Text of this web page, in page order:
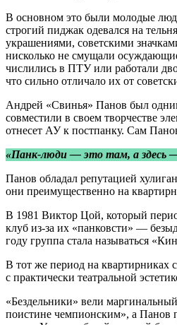
В основном это были молодые
строгий пиджак одевался на
украшениями, советскими
нисколько не смущали
числились в ПТУ или работали
что сильно отличало их от
Андрей «Свинья» Панов был
совместили в своем творчестве
отнесет АУ к постпанку. Сам
«Панк-люди — это там, а здесь
Панов обладал репутацией
они преимущественно на
В 1981 Виктор Цой, который
клуб из-за их «панковсти» —
году группа стала называться
В тот же период на квартирниках
с практически театральной
«Бездельники» вели
поистине чемпионским», а Панов